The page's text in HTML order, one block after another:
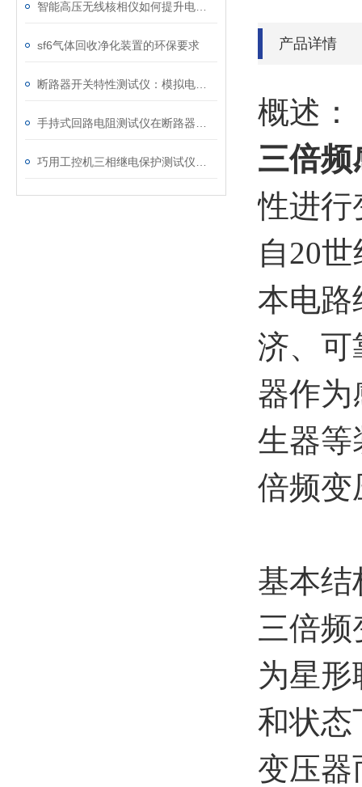
sf6气体回收净化装置的环保要求 产品详情
概述：
三倍频
性进行
自20
本电路
济、可
器作为
生器等
倍频变
基本结
三倍
为星
和状态
变压器